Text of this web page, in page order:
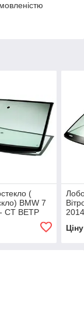
(
BMW 7
СТ ВЕТР
ДД